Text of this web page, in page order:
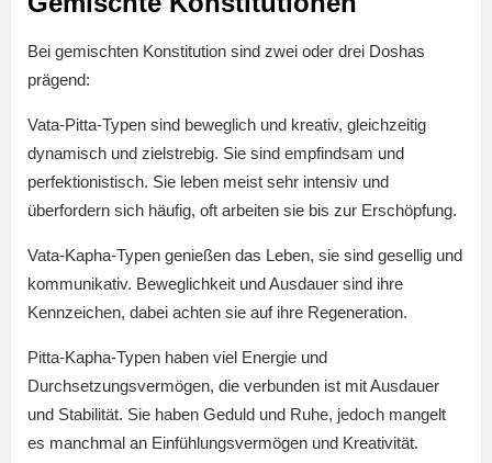
Bei gemischten Konstitution sind zwei oder drei Doshas
prägend:
Vata-Pitta-Typen sind beweglich und kreativ, gleichzeitig
dynamisch und zielstrebig. Sie sind empfindsam und
perfektionistisch. Sie leben meist sehr intensiv und
überfordern sich häufig, oft arbeiten sie bis zur Erschöpfung.
Vata-Kapha-Typen genießen das Leben, sie sind gesellig und
kommunikativ. Beweglichkeit und Ausdauer sind ihre
Kennzeichen, dabei achten sie auf ihre Regeneration.
Pitta-Kapha-Typen haben viel Energie und
Durchsetzungsvermögen, die verbunden ist mit Ausdauer
und Stabilität. Sie haben Geduld und Ruhe, jedoch mangelt
es manchmal an Einfühlungsvermögen und Kreativität.